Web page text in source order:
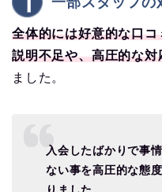
全体的には好意的な口
説明不足や、高圧的な
ました。
入会したばかりで事
ない事を高圧的な態